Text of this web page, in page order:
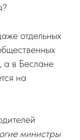
отдельных
а в Беслане
на
министры